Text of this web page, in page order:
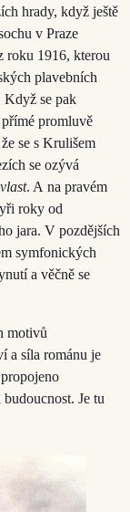
hrady, když ještě
v Praze
roku 1916, kterou
plavebních
Když se pak
promluvě
se s Krulišem
se ozývá
. A na pravém
roky od
jara. V pozdějších
symfonických
a věčně se
motivů
a síla románu je
Je tu